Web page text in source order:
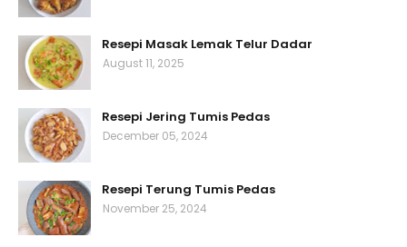
Resepi Masak Lemak Telur Dadar
August 11, 2025
Resepi Jering Tumis Pedas
December 05, 2024
Resepi Terung Tumis Pedas
November 25, 2024